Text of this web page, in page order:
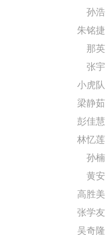
孙浩
朱铭捷
那英
张宇
小虎队
梁静茹
彭佳慧
林忆莲
孙楠
黄安
高胜美
张学友
吴奇隆